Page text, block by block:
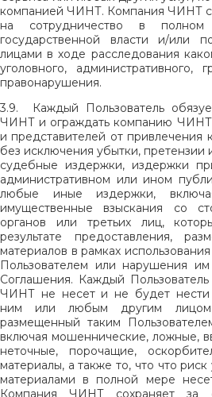
компанией ЧИНТ. Компания ЧИНТ
на сотрудничество в
государственной власти и/или
лицами в ходе расследования
уголовного, административного,
правонарушения.
3.9.
Каждый Пользователь
ЧИНТ и ограждать компанию ЧИНТ,
и представителей от привлечения
без исключения убытки, претензии
судебные издержки, издержки
административном или ином
любые иные издержки,
имущественные взыскания со
органов или третьих лиц,
результате предоставления,
материалов в рамках
Пользователем или нарушения
Соглашения. Каждый
ЧИНТ не несет и не будет нести
ним или любым другим
размещенный таким
включая мошеннические, ложные,
неточные, порочащие,
материалы, а также то, что что
материалами в полной мере
Компания ЧИНТ сохраняет за